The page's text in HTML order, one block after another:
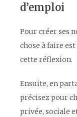
d’emploi
Pour créer ses
chose à faire est
cette réflexion.
Ensuite, en
précisez pour
privée, sociale